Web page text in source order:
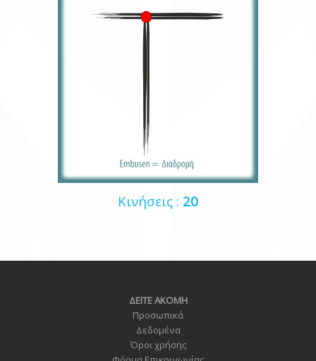
Κινήσεις : 20
ΔΕΙΤΕ ΑΚΟΜΗ
Προσωπικά
Δεδομένα
Όροι χρήσης